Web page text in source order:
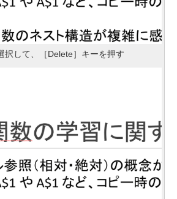
択して、［Delete］キーを押す